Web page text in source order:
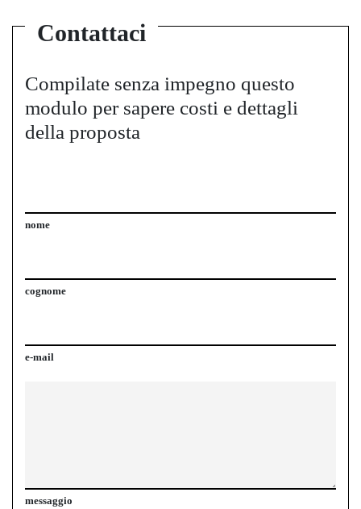
Contattaci
Compilate senza impegno questo
modulo per sapere costi e dettagli
della proposta
nome
cognome
e-mail
messaggio